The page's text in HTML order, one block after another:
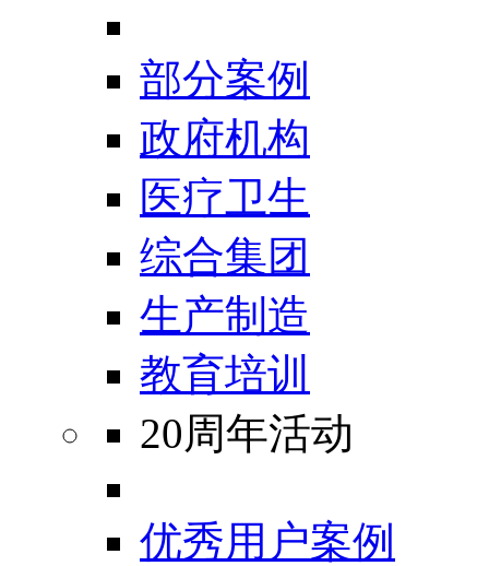
部分案例
政府机构
医疗卫生
综合集团
生产制造
教育培训
20周年活动
优秀用户案例